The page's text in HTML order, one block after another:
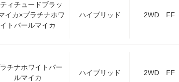
ィチュードブラッ
イカ×プラチナホワ
イトパールマイカ
ハイブリッド 2WD FF
チナホワイトパー
ルマイカ
ハイブリッド 2WD FF